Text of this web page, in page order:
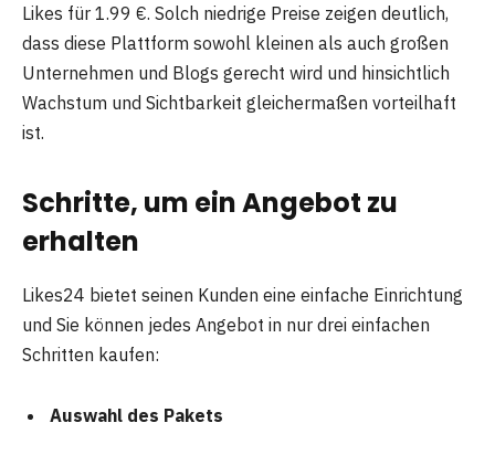
Likes für 1.99 €. Solch niedrige Preise zeigen deutlich,
dass diese Plattform sowohl kleinen als auch großen
Unternehmen und Blogs gerecht wird und hinsichtlich
Wachstum und Sichtbarkeit gleichermaßen vorteilhaft
ist.
Schritte, um ein Angebot zu
erhalten
Likes24 bietet seinen Kunden eine einfache Einrichtung
und Sie können jedes Angebot in nur drei einfachen
Schritten kaufen:
Auswahl des Pakets